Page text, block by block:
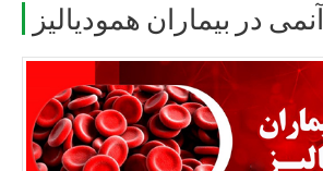
آنمی در بیماران همودیالیز